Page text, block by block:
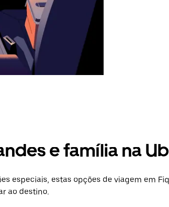
e família na
especiais, estas opções de viagem em
ao destino.